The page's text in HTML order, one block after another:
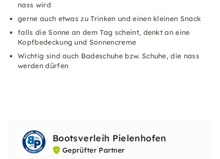
nass wird
gerne auch etwas zu Trinken und einen kleinen Snack
falls die Sonne an dem Tag scheint, denkt an eine
Kopfbedeckung und Sonnencreme
Wichtig sind auch Badeschuhe bzw. Schuhe, die nass
werden dürfen
Bootsverleih Pielenhofen
Geprüfter Partner